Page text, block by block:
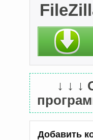
↓ ↓ ↓
Добавить